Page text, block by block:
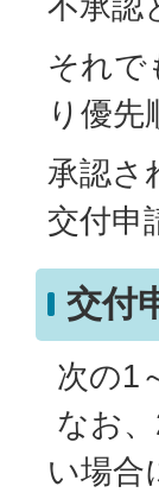
それで
り優先
承認さ
交付申
交付
次の1
なお
い場合